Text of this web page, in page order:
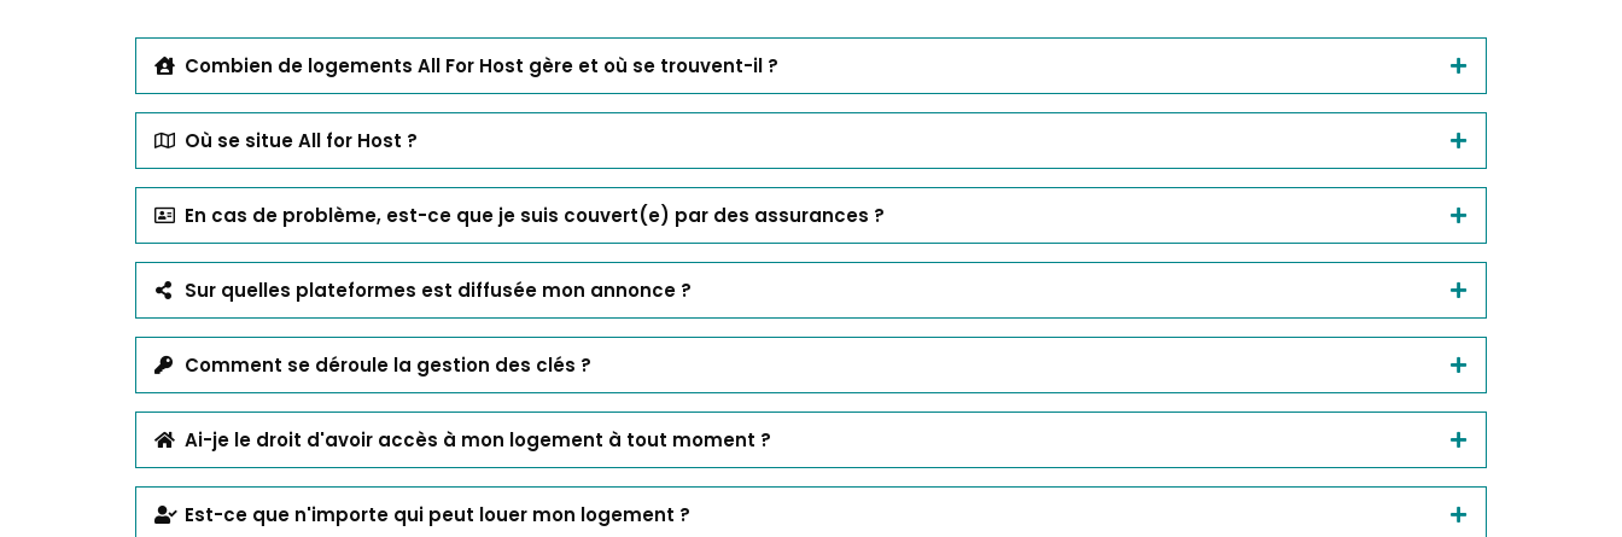
Combien de logements All For Host gère et où se trouvent-il ?
Où se situe All for Host ?
En cas de problème, est-ce que je suis couvert(e) par des assurances ?
Sur quelles plateformes est diffusée mon annonce ?
Comment se déroule la gestion des clés ?
Ai-je le droit d'avoir accès à mon logement à tout moment ?
Est-ce que n'importe qui peut louer mon logement ?